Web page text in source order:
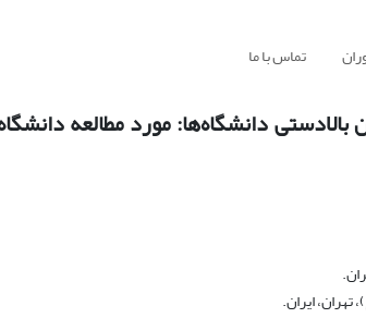
تماس با ما
دانشگاه‌ها: مورد مطالعه
ایران.